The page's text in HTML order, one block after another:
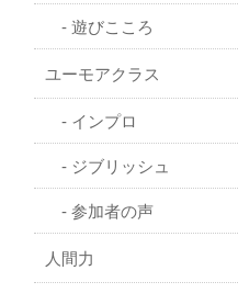
遊びこころ
ユーモアクラス
インプロ
ジブリッシュ
参加者の声
人間力